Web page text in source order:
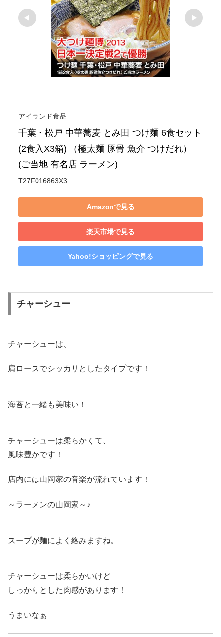
アイランド食品
千葉・松戸 中華蕎麦 とみ田 つけ麺 6食セット
(2食入X3箱) （極太麺 豚骨 魚介 つけだれ）
(ご当地 有名店 ラーメン)
T27F016863X3
Amazonで見る
楽天市場で見る
Yahoo!ショッピングで見る
チャーシュー
チャーシューは、
肩ロースでシッカリとしたタイプです！
海苔と一緒も美味い！
チャーシューは柔らかくて、
風味豊かです！
店内には山岡家の音楽が流れています！
～ラーメンの山岡家～♪
スープが麺によく絡みますね。
チャーシューは柔らかいけど
しっかりとした肉感があります！
うまいなぁ